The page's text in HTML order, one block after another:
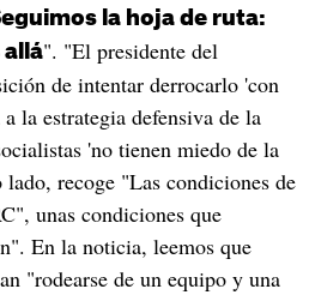
la hoja de ruta:
allá". "El presidente del
de intentar derrocarlo 'con
la estrategia defensiva de la
'no tienen miedo de la
recoge "Las condiciones de
unas condiciones que
En la noticia, leemos que
"rodearse de un equipo y una